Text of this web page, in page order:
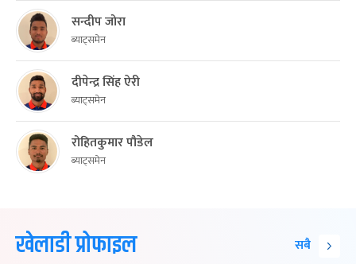
सन्दीप जोरा
ब्याट्समेन
दीपेन्द्र सिंह ऐरी
ब्याट्समेन
रोहितकुमार पौडेल
ब्याट्समेन
खेलाडी प्रोफाइल सबै